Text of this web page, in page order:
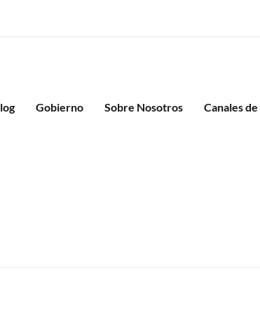
Gobierno Sobre Nosotros Canales